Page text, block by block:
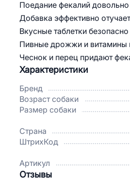
Поедание фекалий
Добавка эффективно
Вкусные таблетки
Пивные дрожжи и витамины
Чеснок и перец придают
Характеристики
Бренд
Возраст собаки
Размер собаки
Страна
ШтрихКод
Артикул
Отзывы